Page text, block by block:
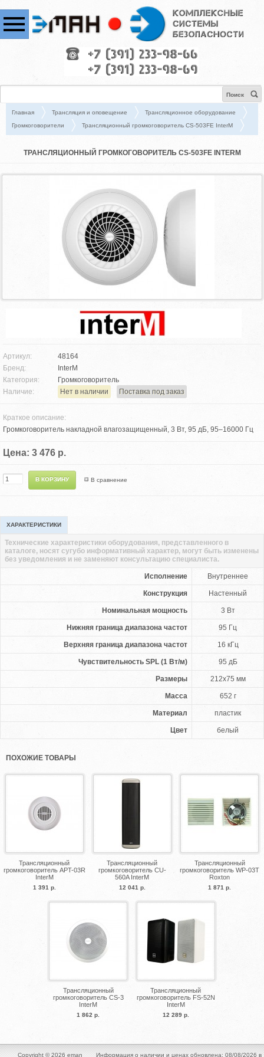
Поиск
Главная Трансляция и оповещение
Трансляционное оборудование
Громкоговорители
Трансляционный громкоговоритель CS-503FE InterM
ТРАНСЛЯЦИОННЫЙ ГРОМКОГОВОРИТЕЛЬ CS-503FE INTERM
Артикул:
48164
Бренд:
InterM
Категория:
Громкоговоритель
Наличие:
Нет в наличии Поставка под заказ
Краткое описание:
Громкоговоритель накладной влагозащищенный, 3 Вт, 95 дБ, 95–16000 Гц
Цена: 3 476 р.
В сравнение
ХАРАКТЕРИСТИКИ
Исполнение Внутреннее
Конструкция Настенный
Номинальная мощность 3 Вт
Нижняя граница диапазона частот 95 Гц
Верхняя граница диапазона частот 16 кГц
Чувствительность SPL (1 Вт/м) 95 дБ
Размеры 212х75 мм
Масса 652 г
Материал пластик
Цвет белый
Технические характеристики оборудования, представленного в
каталоге, носят сугубо информативный характер, могут быть изменены
без уведомления и не заменяют консультацию специалиста.
ПОХОЖИЕ ТОВАРЫ
Трансляционный
громкоговоритель APT-03R
InterM
1 391 р.
Трансляционный
громкоговоритель CU-
560A InterM
12 041 р.
Трансляционный
громкоговоритель WP-03T
Roxton
1 871 р.
Трансляционный
громкоговоритель CS-3
InterM
1 862 р.
Трансляционный
громкоговоритель FS-52N
InterM
12 289 р.
Copyright © 2026 eman Информация о наличии и ценах обновлена: 08/08/2026 в